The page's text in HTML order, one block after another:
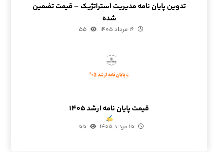
تدوین پایان نامه مدیریت استراتژیک – قیمت تضمین
شده
۱۶ مرداد ۱۴۰۵ ۵۵
قیمت پایان نامه ارشد ۱۴۰۵
۱۵ مرداد ۱۴۰۵ ۵۵